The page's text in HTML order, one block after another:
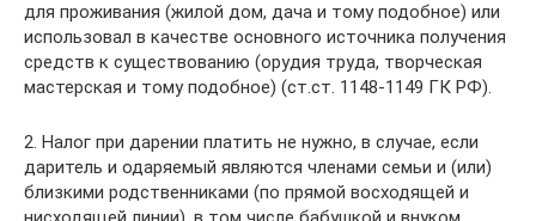
для проживания (жилой дом, дача и тому подобное) или
использовал в качестве основного источника получения
средств к существованию (орудия труда, творческая
мастерская и тому подобное) (ст.ст. 1148-1149 ГК РФ).
2. Налог при дарении платить не нужно, в случае, если
даритель и одаряемый являются членами семьи и (или)
близкими родственниками (по прямой восходящей и